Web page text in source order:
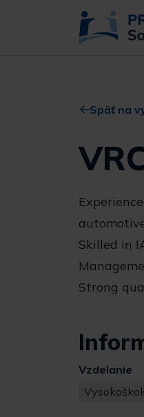
Späť na
Skilled in
Strong
Vzdelanie